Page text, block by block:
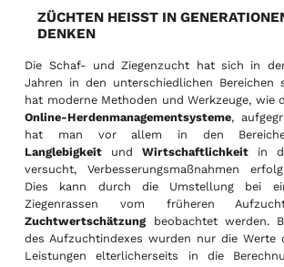
ZÜCHTEN HEISST IN GENERATIONEN
ENKEN
Die Schaf- und Ziegenzucht hat sich in
Jahren in den unterschiedlichen Bereichen
hat moderne Methoden und Werkzeuge, wie
Online-Herdenmanagementsysteme,
hat man vor allem in den
Langlebigkeit undWirtschaftlichkeit in
versucht, Verbesserungsmaßnahmen
Dies kann durch die Umstellung bei
Ziegenrassen vom früheren
Zuchtwertschätzung beobachtet werden.
des Aufzuchtindexes wurden nur die Werte
Leistungen elterlicherseits in die